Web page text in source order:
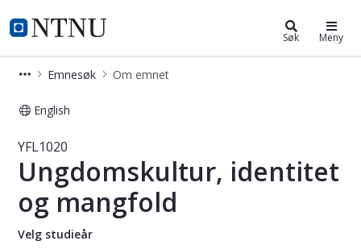
NTNU Hjemmeside
Studier Søk Meny
Emnesøk Om emnet
English
Emne - Ungdomskultur, identitet
YFL1020
Ungdomskultur, identitet
og mangfold
Velg studieår